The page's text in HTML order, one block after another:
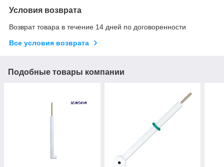
Условия возврата
Возврат товара в течение 14 дней по договоренности
Все условия возврата
Подобные товары компании